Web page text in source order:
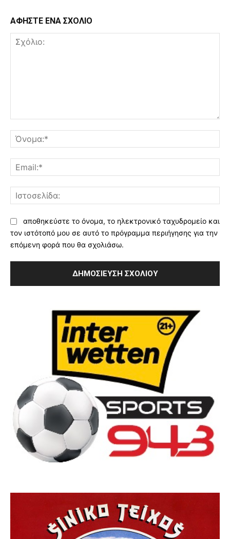
ΑΦΗΣΤΕ ΕΝΑ ΣΧΟΛΙΟ
αποθηκεύστε το όνομα, το ηλεκτρονικό ταχυδρομείο και
τον ιστότοπό μου σε αυτό το πρόγραμμα περιήγησης για την
επόμενη φορά που θα σχολιάσω.